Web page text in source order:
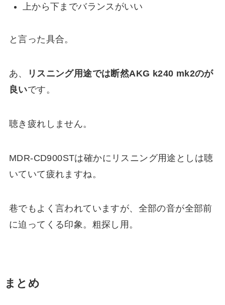
上から下までバランスがいい
と言った具合。
あ、
リスニング用途では断然AKG k240 mk2のが
良いです。
聴き疲れしません。
MDR-CD900STは確かにリスニング用途としは聴
いていて疲れますね。
巷でもよく言われていますが、全部の音が全部前
に迫ってくる印象。粗探し用。
まとめ